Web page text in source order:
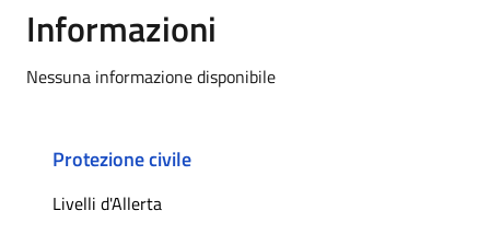
Informazioni
Nessuna informazione disponibile
Protezione civile
Livelli d'Allerta